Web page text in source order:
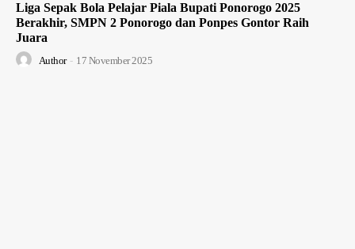
Liga Sepak Bola Pelajar Piala Bupati Ponorogo 2025
Berakhir, SMPN 2 Ponorogo dan Ponpes Gontor Raih
Juara
Author - 17 November 2025